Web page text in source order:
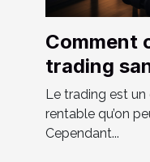
Comment
trading
formation
Le trading est un
rentable qu’on
Cependant...